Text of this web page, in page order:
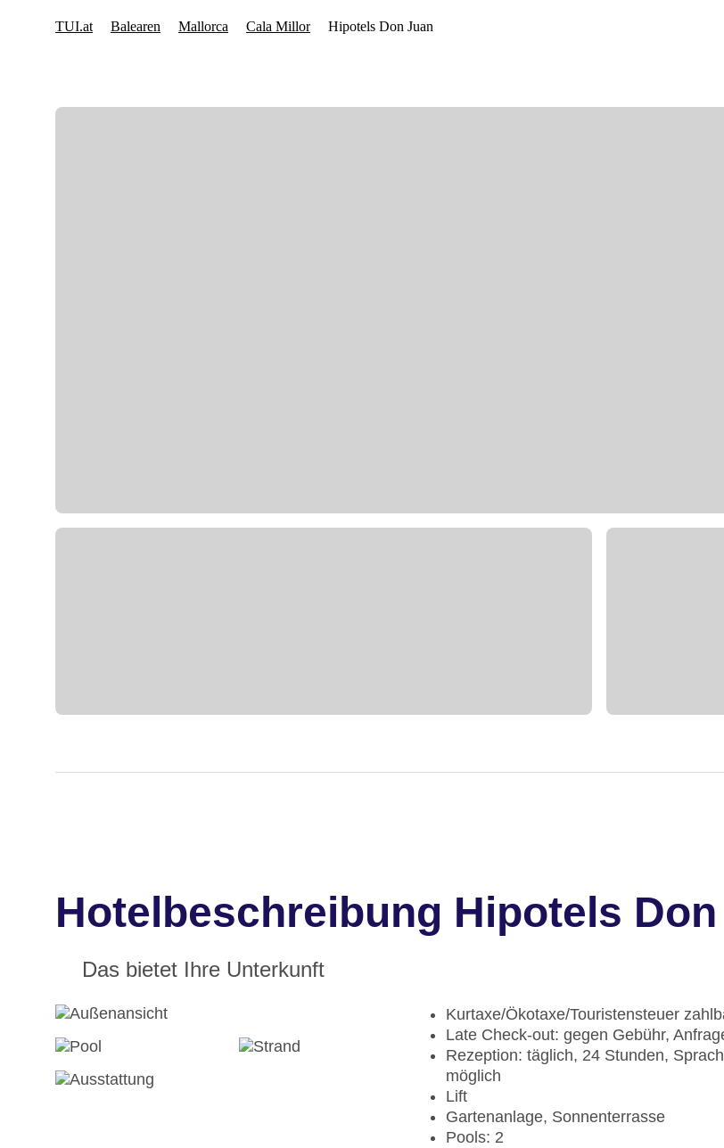
Hotelbeschreibung Hipotels
Das bietet Ihre Unterkunft
Kurtaxe/Ökotaxe/Touristensteuer
Late Check-out: gegen Gebühr,
Rezeption: täglich, 24 Stunden,
möglich
Lift
Gartenanlage, Sonnenterrasse
Pools: 2